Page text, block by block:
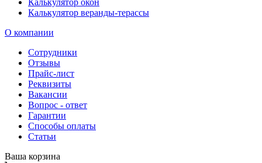
Калькулятор окон
Калькулятор веранды-терассы
О компании
Сотрудники
Отзывы
Прайс-лист
Реквизиты
Вакансии
Вопрос - ответ
Гарантии
Способы оплаты
Статьи
Ваша корзина